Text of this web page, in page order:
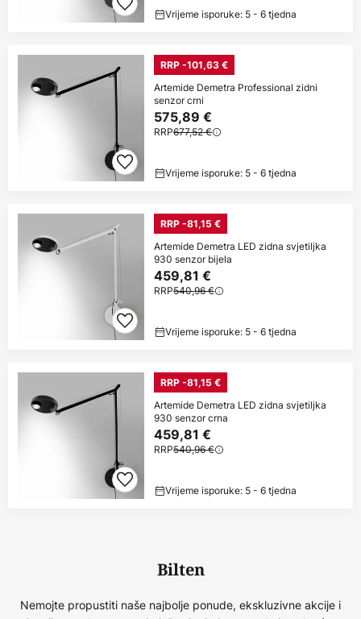
Vrijeme isporuke: 5 - 6 tjedna
RRP -101,63 €
Artemide Demetra Professional zidni
senzor crni
575,89 €
RRP677,52 €
Vrijeme isporuke: 5 - 6 tjedna
RRP -81,15 €
Artemide Demetra LED zidna svjetiljka
930 senzor bijela
459,81 €
RRP540,96 €
Vrijeme isporuke: 5 - 6 tjedna
RRP -81,15 €
Artemide Demetra LED zidna svjetiljka
930 senzor crna
459,81 €
RRP540,96 €
Vrijeme isporuke: 5 - 6 tjedna
Bilten
Nemojte propustiti naše najbolje ponude, ekskluzivne akcije i